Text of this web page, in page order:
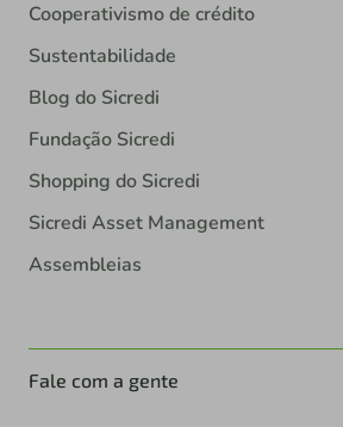
Cooperativismo de crédito
Sustentabilidade
Blog do Sicredi
Fundação Sicredi
Shopping do Sicredi
Sicredi Asset Management
Assembleias
Fale com a gente